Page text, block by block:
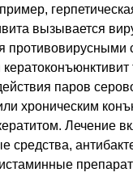
вызывается
противовирусными
паров
хроническим
Лечение
средства,